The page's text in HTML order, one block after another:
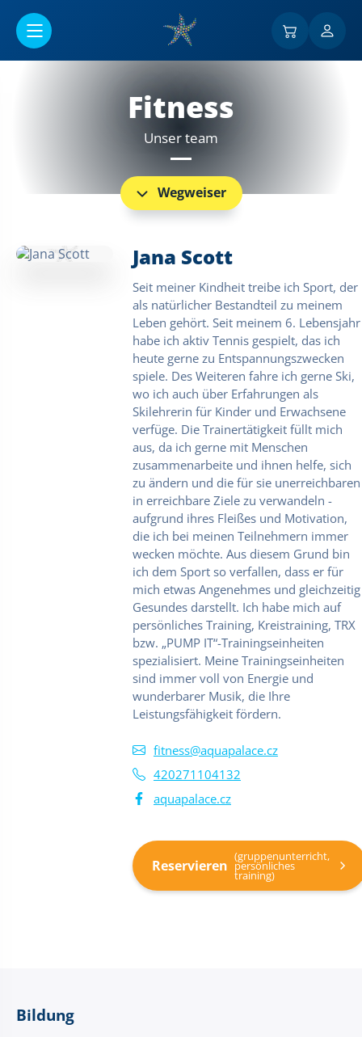
Fitness
Unser team
Wegweiser
Jana Scott
Seit meiner Kindheit treibe ich Sport, der
als natürlicher Bestandteil zu meinem
Leben gehört. Seit meinem 6. Lebensjahr
habe ich aktiv Tennis gespielt, das ich
heute gerne zu Entspannungszwecken
spiele. Des Weiteren fahre ich gerne Ski,
wo ich auch über Erfahrungen als
Skilehrerin für Kinder und Erwachsene
verfüge. Die Trainertätigkeit füllt mich
aus, da ich gerne mit Menschen
zusammenarbeite und ihnen helfe, sich
zu ändern und die für sie unerreichbaren
in erreichbare Ziele zu verwandeln -
aufgrund ihres Fleißes und Motivation,
die ich bei meinen Teilnehmern immer
wecken möchte. Aus diesem Grund bin
ich dem Sport so verfallen, dass er für
mich etwas Angenehmes und gleichzeitig
Gesundes darstellt. Ich habe mich auf
persönliches Training, Kreistraining, TRX
bzw. „PUMP IT“-Trainingseinheiten
spezialisiert. Meine Trainingseinheiten
sind immer voll von Energie und
wunderbarer Musik, die Ihre
Leistungsfähigkeit fördern.
fitness@aquapalace.cz
420271104132
aquapalace.cz
Reservieren
(gruppenunterricht,
persönliches
training)
Bildung